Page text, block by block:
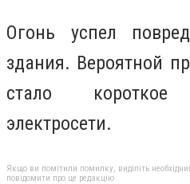
Огонь успел
здания. Вероятной
стало
электросети.
Якщо ви помітили помилку, виділіть
повідомити про це редакцію